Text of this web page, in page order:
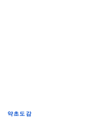
약초도감